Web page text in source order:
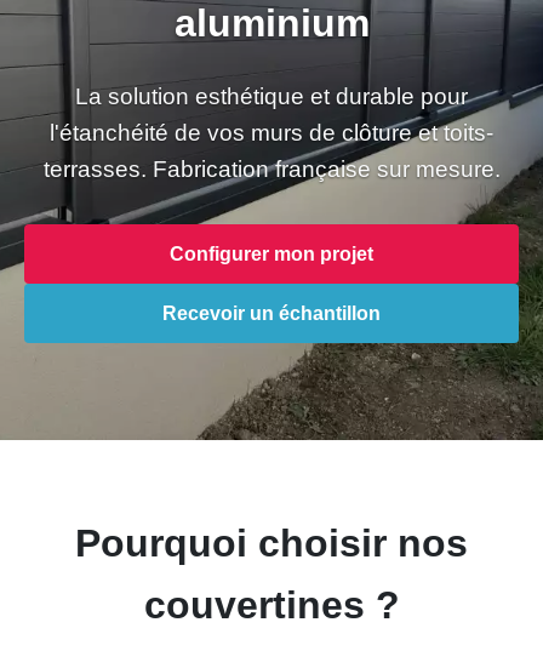
aluminium
La solution esthétique et durable pour
l'étanchéité de vos murs de clôture et toits-
terrasses. Fabrication française sur mesure.
Configurer mon projet
Recevoir un échantillon
Pourquoi choisir nos
couvertines ?